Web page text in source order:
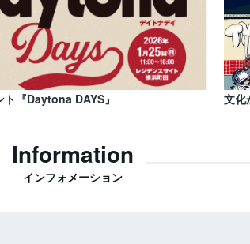
ト『Daytona DAYS』 文化
Information
インフォメーション